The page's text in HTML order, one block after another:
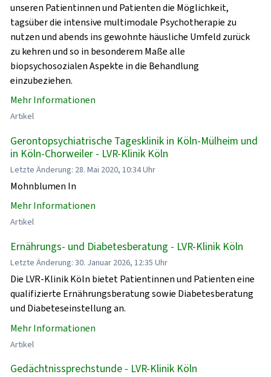
unseren Patientinnen und Patienten die Möglichkeit,
tagsüber die intensive multimodale Psychotherapie zu
nutzen und abends ins gewohnte häusliche Umfeld zurück
zu kehren und so in besonderem Maße alle
biopsychosozialen Aspekte in die Behandlung
einzubeziehen.
Mehr Informationen
Artikel
Gerontopsychiatrische Tagesklinik in Köln-Mülheim und
in Köln-Chorweiler - LVR-Klinik Köln
Letzte Änderung: 28. Mai 2020, 10:34 Uhr
Mohnblumen In
Mehr Informationen
Artikel
Ernährungs- und Diabetesberatung - LVR-Klinik Köln
Letzte Änderung: 30. Januar 2026, 12:35 Uhr
Die LVR-Klinik Köln bietet Patientinnen und Patienten eine
qualifizierte Ernährungsberatung sowie Diabetesberatung
und Diabeteseinstellung an.
Mehr Informationen
Artikel
Gedächtnissprechstunde - LVR-Klinik Köln